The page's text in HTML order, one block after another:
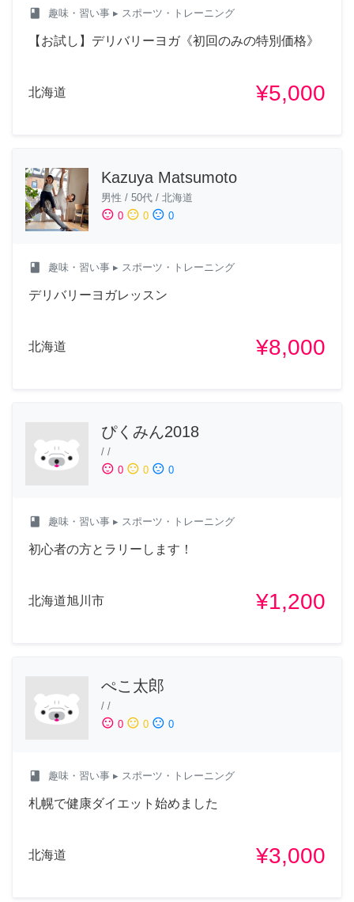
class 趣味・習い事 ▸ スポーツ・トレーニング
【お試し】デリバリーヨガ《初回のみの特別価格》
北海道 ¥5,000
Kazuya Matsumoto
男性 / 50代 / 北海道
sentiment_satisfied 0 sentiment_neutral 0 sentiment_dissatisfied 0
class 趣味・習い事 ▸ スポーツ・トレーニング
デリバリーヨガレッスン
北海道 ¥8,000
ぴくみん2018
/ /
sentiment_satisfied 0 sentiment_neutral 0 sentiment_dissatisfied 0
class 趣味・習い事 ▸ スポーツ・トレーニング
初心者の方とラリーします！
北海道旭川市 ¥1,200
ぺこ太郎
/ /
sentiment_satisfied 0 sentiment_neutral 0 sentiment_dissatisfied 0
class 趣味・習い事 ▸ スポーツ・トレーニング
札幌で健康ダイエット始めました
北海道 ¥3,000